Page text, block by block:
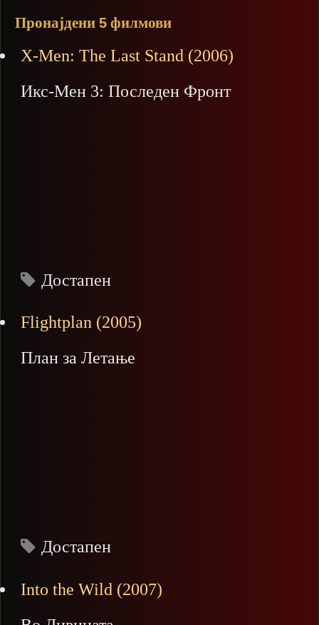
Пронајдени 5 филмови
X-Men: The Last Stand (2006)
Икс-Мен 3: Последен Фронт
Достапен
Flightplan (2005)
План за Летање
Достапен
Into the Wild (2007)